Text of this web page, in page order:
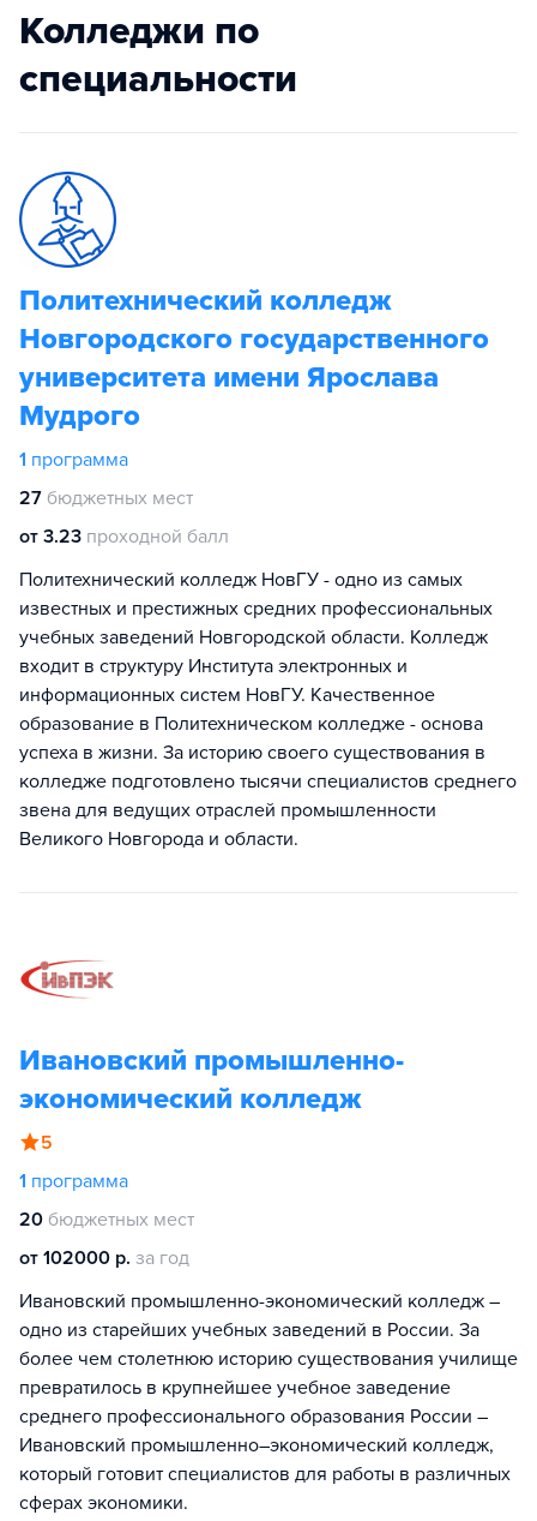
Колледжи по
специальности
Политехнический колледж
Новгородского государственного
университета имени Ярослава
Мудрого
1 программа
27 бюджетных мест
от 3.23 проходной балл
Политехнический колледж НовГУ - одно из самых
известных и престижных средних профессиональных
учебных заведений Новгородской области. Колледж
входит в структуру Института электронных и
информационных систем НовГУ. Качественное
образование в Политехническом колледже - основа
успеха в жизни. За историю своего существования в
колледже подготовлено тысячи специалистов среднего
звена для ведущих отраслей промышленности
Великого Новгорода и области.
Ивановский промышленно-
экономический колледж
5
1 программа
20 бюджетных мест
от 102000 р. за год
Ивановский промышленно-экономический колледж –
одно из старейших учебных заведений в России. За
более чем столетнюю историю существования училище
превратилось в крупнейшее учебное заведение
среднего профессионального образования России –
Ивановский промышленно–экономический колледж,
который готовит специалистов для работы в различных
сферах экономики.